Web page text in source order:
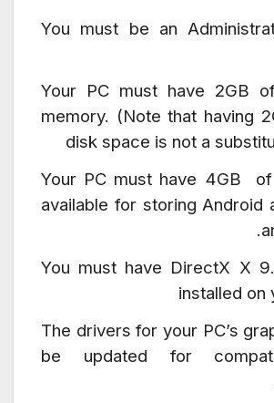
You must be an
Your PC must have 2GB
memory. (Note that having
disk space is not a
Your PC must have 4GB
available for storing Android
You must have DirectX X
installed on
The drivers for your PC’s
be updated for